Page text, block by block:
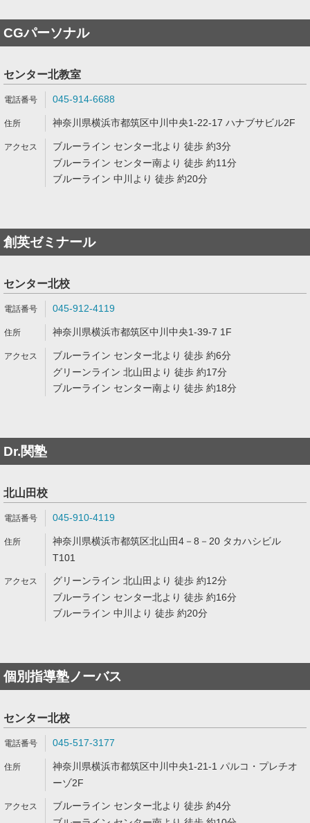
CGパーソナル
センター北教室
045-914-6688
神奈川県横浜市都筑区中川中央1-22-17 ハナブサビル2F
ブルーライン センター北より 徒歩 約3分
ブルーライン センター南より 徒歩 約11分
ブルーライン 中川より 徒歩 約20分
創英ゼミナール
センター北校
045-912-4119
神奈川県横浜市都筑区中川中央1-39-7 1F
ブルーライン センター北より 徒歩 約6分
グリーンライン 北山田より 徒歩 約17分
ブルーライン センター南より 徒歩 約18分
Dr.関塾
北山田校
045-910-4119
神奈川県横浜市都筑区北山田4－8－20 タカハシビル
T101
グリーンライン 北山田より 徒歩 約12分
ブルーライン センター北より 徒歩 約16分
ブルーライン 中川より 徒歩 約20分
個別指導塾ノーバス
センター北校
045-517-3177
神奈川県横浜市都筑区中川中央1-21-1 パルコ・プレチオ
ーゾ2F
ブルーライン センター北より 徒歩 約4分